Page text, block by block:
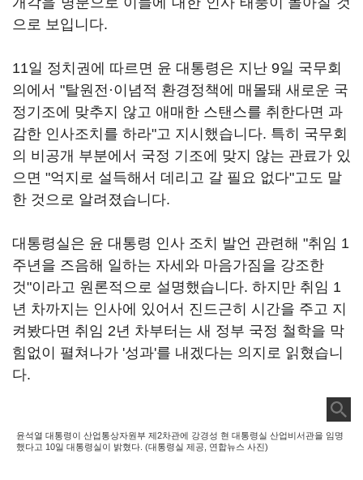
으로 보입니다.
11일 정치권에 따르면 윤 대통령은 지난 9일 국무회
의에서 "탈원전·이념적 환경정책에 매몰돼 새로운 국
정기조에 맞추지 않고 애매한 스탠스를 취한다면 과
감한 인사조치를 하라"고 지시했습니다. 특히 국무회
의 비공개 부분에서 국정 기조에 맞지 않는 관료가 있
으면 "억지로 설득해서 데리고 갈 필요 없다"고도 말
한 것으로 알려졌습니다.
대통령실은 윤 대통령 인사 조치 발언 관련해 "취임 1
주년을 즈음해 일하는 자세와 마음가짐을 강조한
것"이라고 원론적으로 설명했습니다. 하지만 취임 1
년 차까지는 인사에 있어서 진드근히 시간을 주고 지
켜봤다면 취임 2년 차부터는 새 정부 국정 철학을 막
힘없이 펼쳐나가 '성과'를 내겠다는 의지로 읽혔습니
다.
윤석열 대통령이 산업통상자원부 제2차관에 강경성 현 대통령실 산업비서관을 임명
했다고 10일 대통령실이 밝혔다. (대통령실 제공, 연합뉴스 사진)